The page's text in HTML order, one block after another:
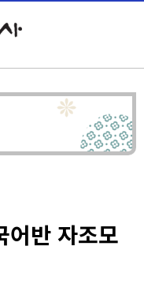
반 자조모